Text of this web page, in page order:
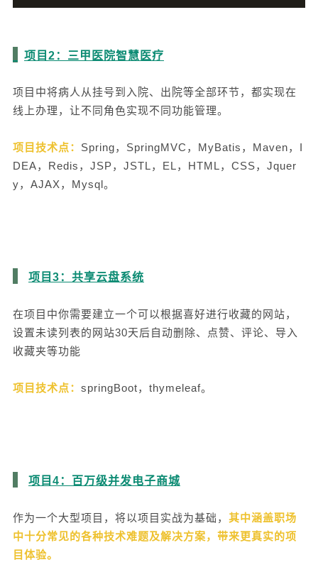
项目2：三甲医院智慧医疗
项目中将病人从挂号到入院、出院等全部环节，都实现在
线上办理，让不同角色实现不同功能管理。
项目技术点： Spring，SpringMVC，MyBatis，Maven，I
DEA，Redis，JSP，JSTL，EL，HTML，CSS，Jquer
y，AJAX，Mysql。
项目3：共享云盘系统
在项目中你需要建立一个可以根据喜好进行收藏的网站，
设置未读列表的网站30天后自动删除、点赞、评论、导入
收藏夹等功能
项目技术点： springBoot，thymeleaf。
项目4：百万级并发电子商城
作为一个大型项目，将以项目实战为基础， 其中涵盖职场
中十分常见的各种技术难题及解决方案，带来更真实的项
目体验。